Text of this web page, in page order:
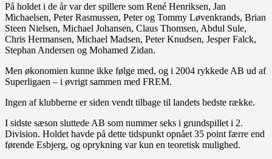
På holdet i de år var der spillere som René Henriksen, Jan
Michaelsen, Peter Rasmussen, Peter og Tommy Løvenkrands, Brian
Steen Nielsen, Michael Johansen, Claus Thomsen, Abdul Sule,
Chris Hermansen, Michael Madsen, Peter Knudsen, Jesper Falck,
Stephan Andersen og Mohamed Zidan.
Men økonomien kunne ikke følge med, og i 2004 rykkede AB ud af
Superligaen – i øvrigt sammen med FREM.
Ingen af klubberne er siden vendt tilbage til landets bedste række.
I sidste sæson sluttede AB som nummer seks i grundspillet i 2.
Division. Holdet havde på dette tidspunkt opnået 35 point færre end
førende Esbjerg, og oprykning var kun en teoretisk mulighed.